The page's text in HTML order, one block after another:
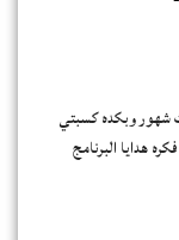
شهور وبكده كسبتي
هدايا البرنامج